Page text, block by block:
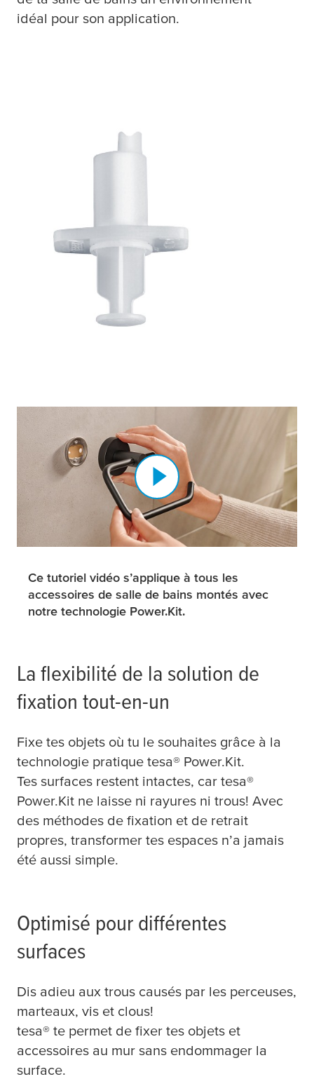
idéal pour son application.
Ce tutoriel vidéo s’applique à tous les
accessoires de salle de bains montés avec
notre technologie Power.Kit.
La flexibilité de la solution de
fixation tout-en-un
Fixe tes objets où tu le souhaites grâce à la
technologie pratique tesa® Power.Kit.
Tes surfaces restent intactes, car tesa®
Power.Kit ne laisse ni rayures ni trous! Avec
des méthodes de fixation et de retrait
propres, transformer tes espaces n’a jamais
été aussi simple.
Optimisé pour différentes
surfaces
Dis adieu aux trous causés par les perceuses,
marteaux, vis et clous!
tesa® te permet de fixer tes objets et
accessoires au mur sans endommager la
surface.